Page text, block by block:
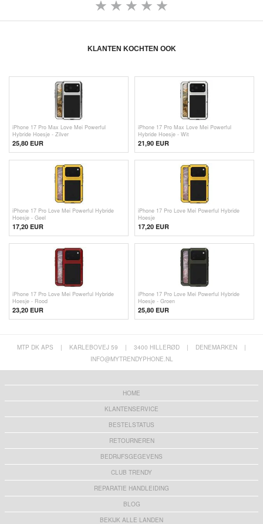
KLANTEN KOCHTEN OOK
iPhone 17 Pro Max Love Mei Powerful
Hybride Hoesje - Zilver
25,80 EUR
iPhone 17 Pro Max Love Mei Powerful
Hybride Hoesje - Wit
21,90 EUR
iPhone 17 Pro Love Mei Powerful Hybride
Hoesje - Geel
17,20 EUR
iPhone 17 Pro Love Mei Powerful Hybride
Hoesje
17,20 EUR
iPhone 17 Pro Love Mei Powerful Hybride
Hoesje - Rood
23,20 EUR
iPhone 17 Pro Love Mei Powerful Hybride
Hoesje - Groen
25,80 EUR
MTP DK APS | KARLEBOVEJ 59 | 3400 HILLERØD | DENEMARKEN
|
INFO@MYTRENDYPHONE.NL
HOME
KLANTENSERVICE
BESTELSTATUS
RETOURNEREN
BEDRIJFSGEGEVENS
CLUB TRENDY
REPARATIE HANDLEIDING
BLOG
BEKIJK ALLE LANDEN